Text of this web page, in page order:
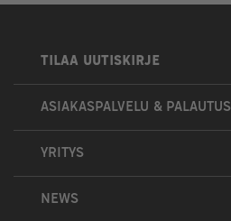
TILAA UUTISKIRJE
ASIAKASPALVELU & PALAUTUS
YRITYS
NEWS